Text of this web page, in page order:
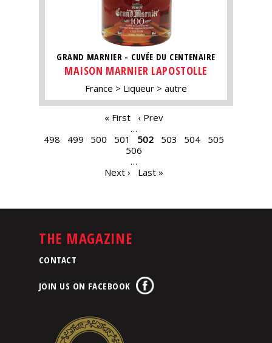
GRAND MARNIER - CUVÉE DU CENTENAIRE
MAISON MARNIER LAPOSTOLLE
France Liqueur autre
« First
‹ Prev
…
498
499 500 501 502 503 504
505
506
…
Next ›
Last »
THE MAGAZINE
CONTACT
JOIN US ON FACEBOOK